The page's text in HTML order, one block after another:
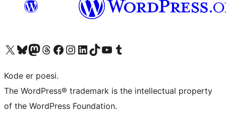
Besøk vår konto på X Visit our Bluesky account
Besøk vår Mastodon-konto
Visit our Threads account
Besøk vår Facebook-sideBesøk vår Instagram-konto
Besøk vår LinkedIn-konto
Visit our TikTok account
Visit our YouTube channel
Visit our Tumblr account
Kode er poesi.
The WordPress® trademark is the intellectual property
of the WordPress Foundation.